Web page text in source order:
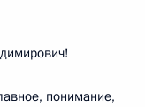
понимание,